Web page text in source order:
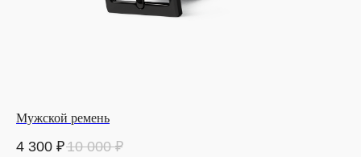
Мужской ремень
4 300 ₽10 000 ₽